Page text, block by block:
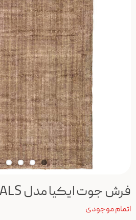
فرش جوت ایکیا مدل LOHALS
اتمام موجودی